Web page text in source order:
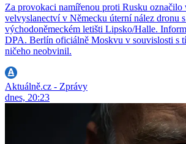
Za provokaci namířenou proti Rusku označilo
velvyslanectví v Německu úterní nález dronu
východoněmeckém letišti Lipsko/Halle.
DPA. Berlín oficiálně Moskvu v souvislosti s
ničeho neobvinil.
Aktuálně.cz - Zprávy
dnes, 20:23